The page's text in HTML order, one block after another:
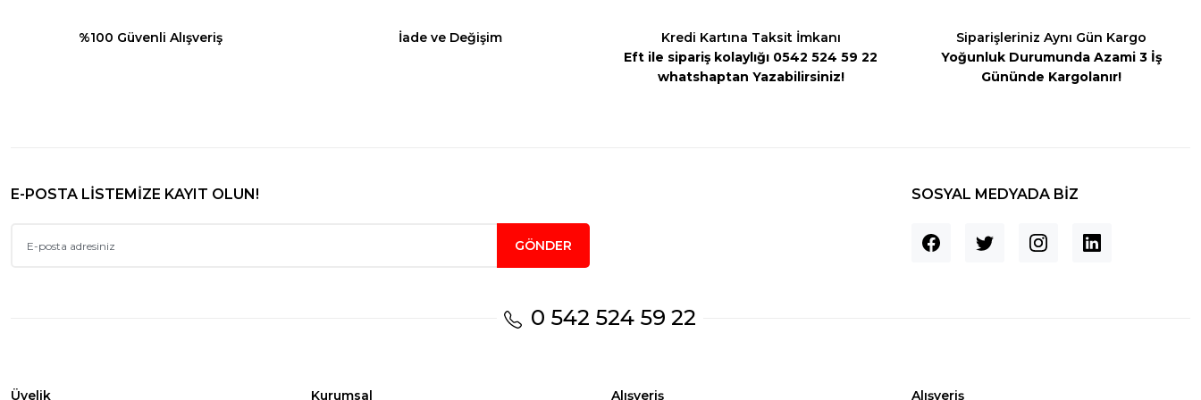
%100 Güvenli Alışveriş İade ve Değişim
Kredi Kartına Taksit İmkanı
Eft ile sipariş kolaylığı 0542 524 59 22
whatshaptan Yazabilirsiniz!
Siparişleriniz Aynı Gün Kargo
Yoğunluk Durumunda Azami 3 İş
Gününde Kargolanır!
E-POSTA LİSTEMİZE KAYIT OLUN!
GÖNDER
SOSYAL MEDYADA BİZ
0 542 524 59 22
Üyelik Kurumsal Alışveriş Alışveriş